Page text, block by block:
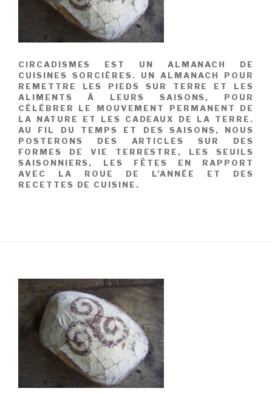
CIRCADISMES EST UN ALMANACH DE
CUISINES SORCIÈRES. UN ALMANACH POUR
REMETTRE LES PIEDS SUR TERRE ET LES
ALIMENTS À LEURS SAISONS, POUR
CÉLÉBRER LE MOUVEMENT PERMANENT DE
LA NATURE ET LES CADEAUX DE LA TERRE.
AU FIL DU TEMPS ET DES SAISONS, NOUS
POSTERONS DES ARTICLES SUR DES
FORMES DE VIE TERRESTRE, LES SEUILS
SAISONNIERS, LES FÊTES EN RAPPORT
AVEC LA ROUE DE L’ANNÉE ET DES
RECETTES DE CUISINE.